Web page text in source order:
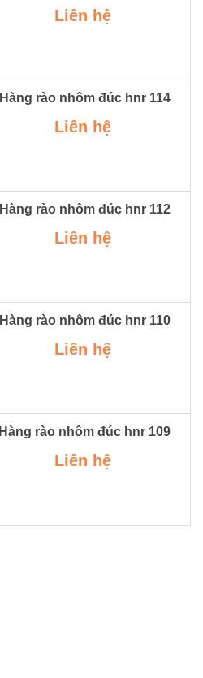
Liên hệ
Hàng rào nhôm đúc hnr 114
Liên hệ
Hàng rào nhôm đúc hnr 112
Liên hệ
Hàng rào nhôm đúc hnr 110
Liên hệ
Hàng rào nhôm đúc hnr 109
Liên hệ